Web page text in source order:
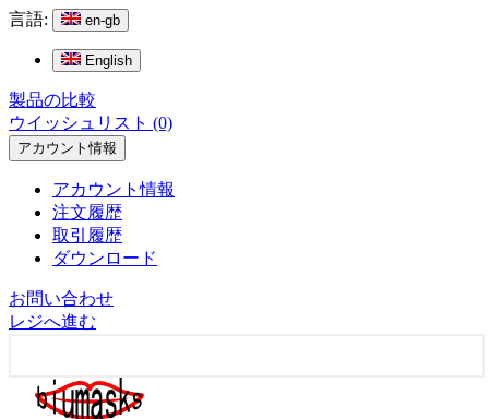
言語: en-gb
English
製品の比較
ウイッシュリスト (0)
アカウント情報
アカウント情報
注文履歴
取引履歴
ダウンロード
お問い合わせ
レジへ進む